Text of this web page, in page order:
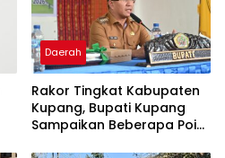
Daerah
Rakor Tingkat Kabupaten
Kupang, Bupati Kupang
Sampaikan Beberapa Point